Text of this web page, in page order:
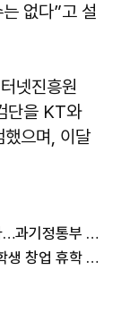
없다”고 설
넷진흥원
단을 KT와
했으며, 이달
카카오, 'AI 에이전트 마켓플레이스' 만든다…과기정통부 개발 사업 수주
과기정통부, 4대 과기원 창업 지원 강화…학생 창업 휴학 제한 폐지